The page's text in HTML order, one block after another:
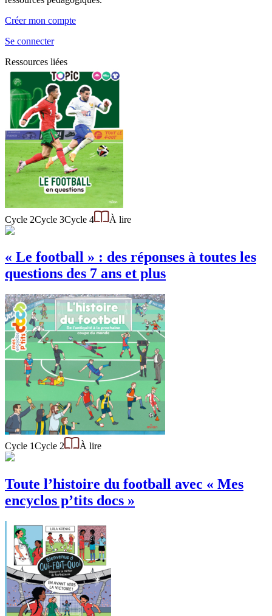
Créer mon compte
Se connecter
Ressources liées
Cycle 2Cycle 3Cycle 4 À lire
« Le football » : des réponses à toutes les
questions des 7 ans et plus
Cycle 1Cycle 2 À lire
Toute l’histoire du football avec « Mes
encyclos p’tits docs »